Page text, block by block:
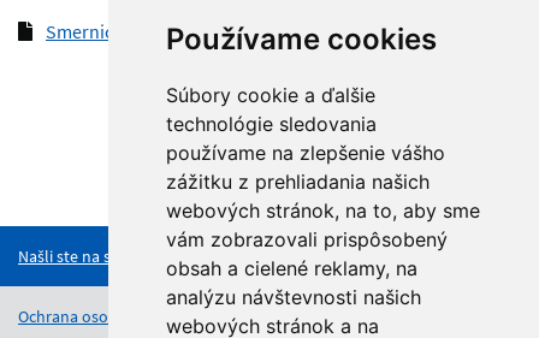
Používame cookies
Súbory cookie a ďalšie
technológie sledovania
používame na zlepšenie vášho
zážitku z prehliadania našich
webových stránok, na to, aby sme
vám zobrazovali prispôsobený
obsah a cielené reklamy, na
analýzu návštevnosti našich
webových stránok a na
Smernica č. 29_2023
(pdf, 191.2 kB)
Hore
Našli ste na stránke chybu?
Ochrana osobných údajov Vyhlásenie o prístupnosti